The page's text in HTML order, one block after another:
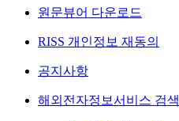
원문뷰어 다운로드
RISS 개인정보 재동의
공지사항
해외전자정보서비스 검색